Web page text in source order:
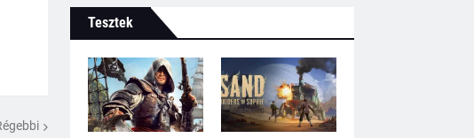
Tesztek